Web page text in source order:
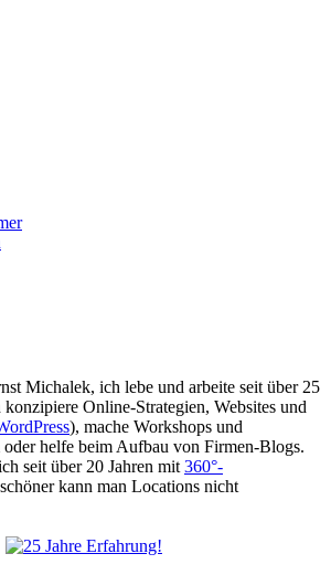
Michalek, ich lebe und arbeite seit über 25
Online-Strategien, Websites und
), mache Workshops und
helfe beim Aufbau von Firmen-Blogs.
seit über 20 Jahren mit360°-
kann man Locations nicht